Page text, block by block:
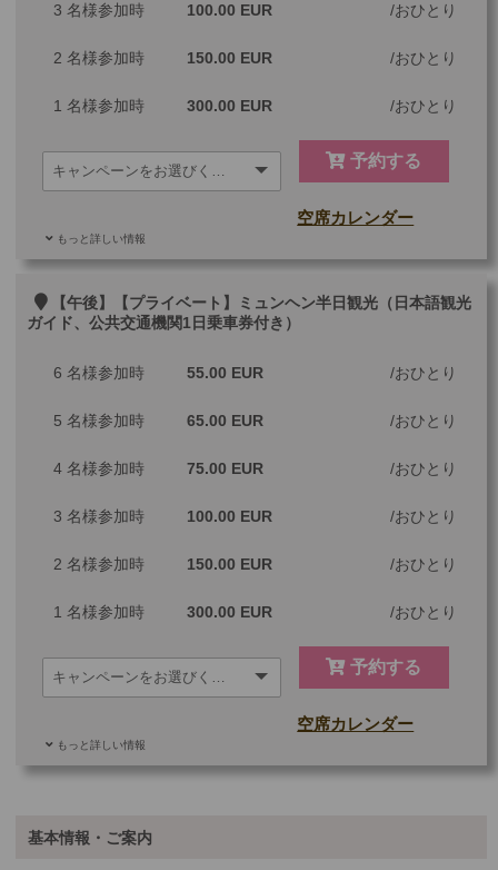
3 名様参加時 100.00 EUR おひとり
2 名様参加時 150.00 EUR おひとり
1 名様参加時 300.00 EUR おひとり
予約する
もっと詳しい情報
空席カレンダー
その他
※料金：大人・子供2歳以上共通
【午後】【プライベート】ミュンヘン半日観光（日本語観光
ガイド、公共交通機関1日乗車券付き）
6 名様参加時 55.00 EUR おひとり
5 名様参加時 65.00 EUR おひとり
4 名様参加時 75.00 EUR おひとり
3 名様参加時 100.00 EUR おひとり
2 名様参加時 150.00 EUR おひとり
1 名様参加時 300.00 EUR おひとり
予約する
もっと詳しい情報
空席カレンダー
基本情報・ご案内